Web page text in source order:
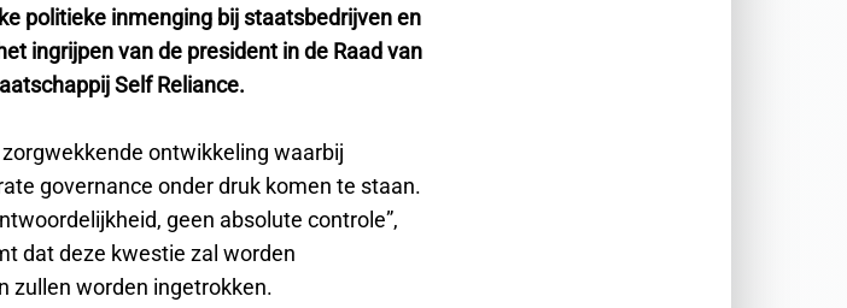
politieke inmenging bij staatsbedrijven en
ingrijpen van de president in de Raad van
Self Reliance.
ontwikkeling waarbij
governance onder druk komen te staan.
geen absolute controle”,
dat deze kwestie zal worden
zullen worden ingetrokken.